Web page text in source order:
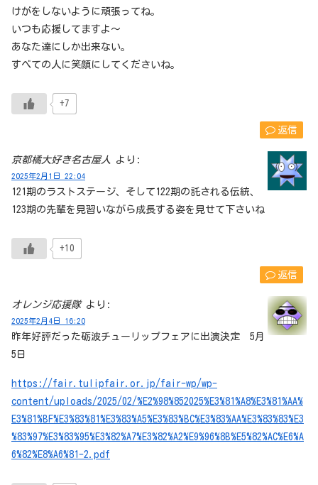
けがをしないように頑張ってね。
いつも応援してますよ〜
あなた達にしか出来ない。
すべての人に笑顔にしてくださいね。
+7
返信
京都橘大好き名古屋人 より:
2025年2月1日 22:04
121期のラストステージ、そして122期の託される伝統、
123期の先輩を見習いながら成長する姿を見せて下さいね
+10
返信
オレンジ応援隊 より:
2025年2月4日 16:20
昨年好評だった砺波チューリップフェアに出演決定 5月
5日
https://fair.tulipfair.or.jp/fair-wp/wp-
content/uploads/2025/02/%E2%98%852025%E3%81%A8%E3%81%AA%
E3%81%BF%E3%83%81%E3%83%A5%E3%83%BC%E3%83%AA%E3%83%83%E3
%83%97%E3%83%95%E3%82%A7%E3%82%A2%E9%96%8B%E5%82%AC%E6%A
6%82%E8%A6%81-2.pdf